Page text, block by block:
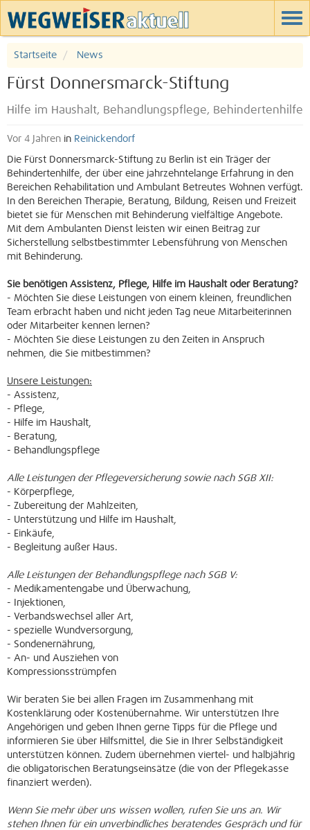
Startseite News
Fürst Donnersmarck-Stiftung
Hilfe im Haushalt, Behandlungspflege, Behindertenhilfe
Vor 4 Jahren in Reinickendorf
Die Fürst Donnersmarck-Stiftung zu Berlin ist ein Träger der
Behindertenhilfe, der über eine jahrzehntelange Erfahrung in den
Bereichen Rehabilitation und Ambulant Betreutes Wohnen verfügt.
In den Bereichen Therapie, Beratung, Bildung, Reisen und Freizeit
bietet sie für Menschen mit Behinderung vielfältige Angebote.
Mit dem Ambulanten Dienst leisten wir einen Beitrag zur
Sicherstellung selbstbestimmter Lebensführung von Menschen
mit Behinderung.
Sie benötigen Assistenz, Pflege, Hilfe im Haushalt oder Beratung?
- Möchten Sie diese Leistungen von einem kleinen, freundlichen
Team erbracht haben und nicht jeden Tag neue Mitarbeiterinnen
oder Mitarbeiter kennen lernen?
- Möchten Sie diese Leistungen zu den Zeiten in Anspruch
nehmen, die Sie mitbestimmen?
Unsere Leistungen:
- Assistenz,
- Pflege,
- Hilfe im Haushalt,
- Beratung,
- Behandlungspflege
Alle Leistungen der Pflegeversicherung sowie nach SGB XII:
- Körperpflege,
- Zubereitung der Mahlzeiten,
- Unterstützung und Hilfe im Haushalt,
- Einkäufe,
- Begleitung außer Haus.
Alle Leistungen der Behandlungspflege nach SGB V:
- Medikamentengabe und Überwachung,
- Injektionen,
- Verbandswechsel aller Art,
- spezielle Wundversorgung,
- Sondenernährung,
- An- und Ausziehen von
Kompressionsstrümpfen
Wir beraten Sie bei allen Fragen im Zusammenhang mit
Kostenklärung oder Kostenübernahme. Wir unterstützen Ihre
Angehörigen und geben Ihnen gerne Tipps für die Pflege und
informieren Sie über Hilfsmittel, die Sie in Ihrer Selbständigkeit
unterstützen können. Zudem übernehmen viertel- und halbjährig
die obligatorischen Beratungseinsätze (die von der Pflegekasse
finanziert werden).
Wenn Sie mehr über uns wissen wollen, rufen Sie uns an. Wir
stehen Ihnen für ein unverbindliches beratendes Gespräch und für